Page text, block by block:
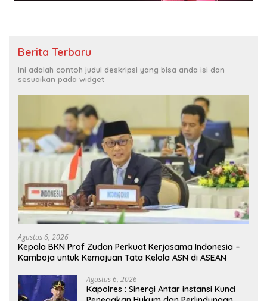
Berita Terbaru
Ini adalah contoh judul deskripsi yang bisa anda isi dan
sesuaikan pada widget
Agustus 6, 2026
Kepala BKN Prof Zudan Perkuat Kerjasama Indonesia –
Kamboja untuk Kemajuan Tata Kelola ASN di ASEAN
Agustus 6, 2026
Kapolres : Sinergi Antar instansi Kunci